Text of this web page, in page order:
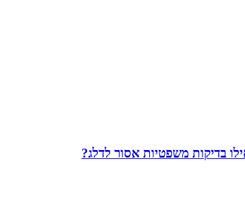
בדיקות משפטיות אסור לדלג?